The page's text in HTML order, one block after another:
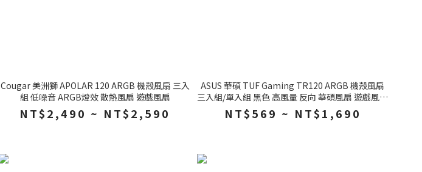
Cougar 美洲獅 APOLAR 120 ARGB 機殼風扇 三入
組 低噪音 ARGB燈效 散熱風扇 遊戲風扇
NT$2,490 ~ NT$2,590
ASUS 華碩 TUF Gaming TR120 ARGB 機殼風扇
三入組/單入組 黑色 高風量 反向 華碩風扇 遊戲風扇
散熱器
NT$569 ~ NT$1,690